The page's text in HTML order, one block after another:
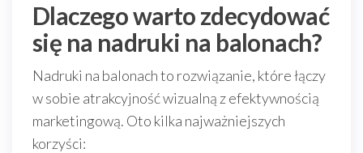
Dlaczego warto zdecydować
się na nadruki na balonach?
Nadruki na balonach to rozwiązanie, które łączy
w sobie atrakcyjność wizualną z efektywnością
marketingową. Oto kilka najważniejszych
korzyści: